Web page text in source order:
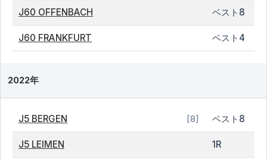
J60 OFFENBACH ベスト8
J60 FRANKFURT ベスト4
2022年
J5 BERGEN [8] ベスト8
J5 LEIMEN 1R